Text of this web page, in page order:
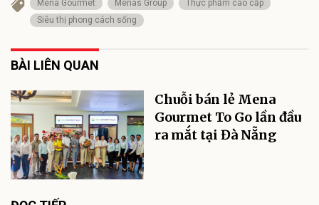
Mena Gourmet Menas Group
Thực phẩm cao cấp
Siêu thị phong cách sống
BÀI LIÊN QUAN
Chuỗi bán lẻ Mena
Gourmet To Go lần đầu
ra mắt tại Đà Nẵng